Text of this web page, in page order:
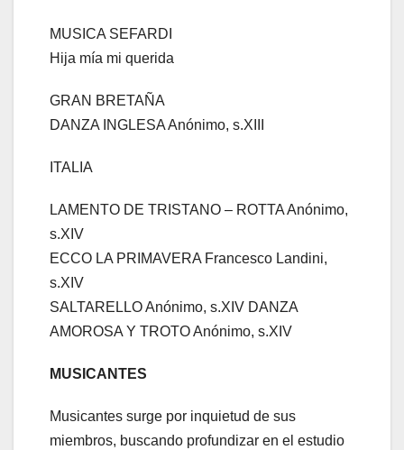
MUSICA SEFARDI
Hija mía mi querida
GRAN BRETAÑA
DANZA INGLESA Anónimo, s.XIII
ITALIA
LAMENTO DE TRISTANO – ROTTA Anónimo,
s.XIV
ECCO LA PRIMAVERA Francesco Landini,
s.XIV
SALTARELLO Anónimo, s.XIV DANZA
AMOROSA Y TROTO Anónimo, s.XIV
MUSICANTES
Musicantes surge por inquietud de sus
miembros, buscando profundizar en el estudio